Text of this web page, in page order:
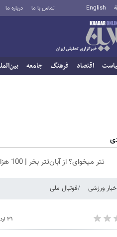
English تماس با ما درباره ما
اقتصاد فرهنگ جامعه
تتر میخوای؟ از آبان‌تتر بخر | 100 هزار تومان هم جایزه بگیر
اخبار ورزشی فوتبال ملی
۳۱ اردیبهشت ۱۴۰۵ - ۱۱:۳۰